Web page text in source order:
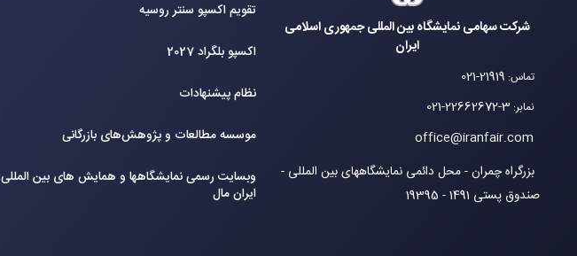
شرکت سهامی نمایشگاه بین المللی جمهوری اسلامی
ایران
تماس:
021-21919
نمابر:
021-22662672-3
office@iranfair.com
بزرگراه چمران - محل دائمی نمایشگاههای بین المللی -
صندوق پستی 1491 - 19395
تقویم اکسپو سنتر روسیه
اکسپو بلگراد 2027
نظام پیشنهادات
موسسه مطالعات و پژوهش‌های بازرگانی
وبسایت رسمی نمایشگاهها و همایش های بین‌ المللی
ایران مال